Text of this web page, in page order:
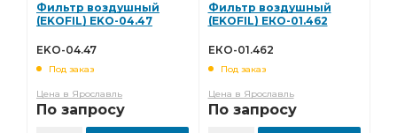
Фильтр воздушный
(EKOFIL) EKO-04.47
EKO-04.47
Под заказ
Цена в Ярославль
По запросу
Фильтр воздушный
(EKOFIL) ЕКО-01.462
ЕКО-01.462
Под заказ
Цена в Ярославль
По запросу